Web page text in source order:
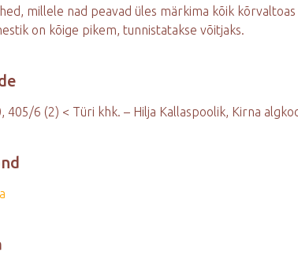
millele nad peavad üles märkima kõik
on kõige pikem, tunnistatakse võitjaks.
405/6 (2) < Türi khk. – Hilja Kallaspoolik, Kirna